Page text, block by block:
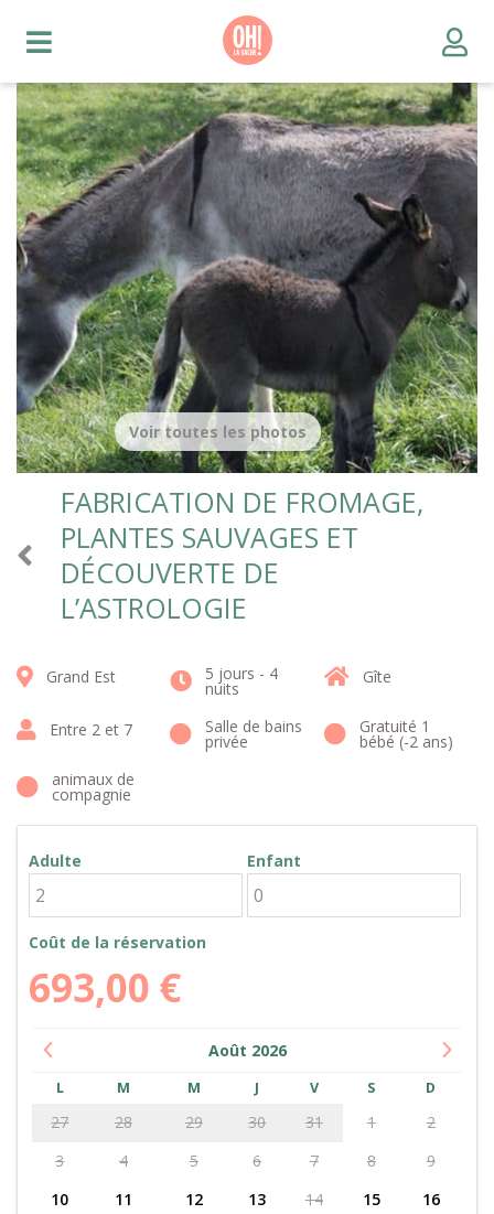
FABRICATION DE FROMAGE,
PLANTES SAUVAGES ET
DÉCOUVERTE DE
L’ASTROLOGIE
Voir toutes les photos
Grand Est 5 jours - 4
nuits
Gîte
Entre 2 et 7 Salle de bains
privée
Gratuité 1
bébé (-2 ans)
animaux de
compagnie
Adulte Enfant
Coût de la réservation
693,00 €
Août 2026
L M M J V S D
27 28 29 30 31 1
2
3
4 5 6 7 8
9
10
11 12 13 14 15
16